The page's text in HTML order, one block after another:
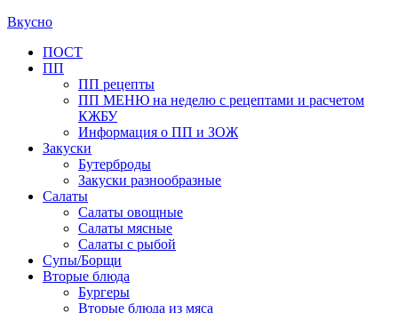
Вкусно
Primary
Menu
ПОСТ
ПП
ПП рецепты
ПП МЕНЮ на неделю с рецептами и расчетом
КЖБУ
Информация о ПП и ЗОЖ
Закуски
Бутерброды
Закуски разнообразные
Салаты
Салаты овощные
Салаты мясные
Салаты с рыбой
Супы/Борщи
Вторые блюда
Бургеры
Вторые блюда из мяса